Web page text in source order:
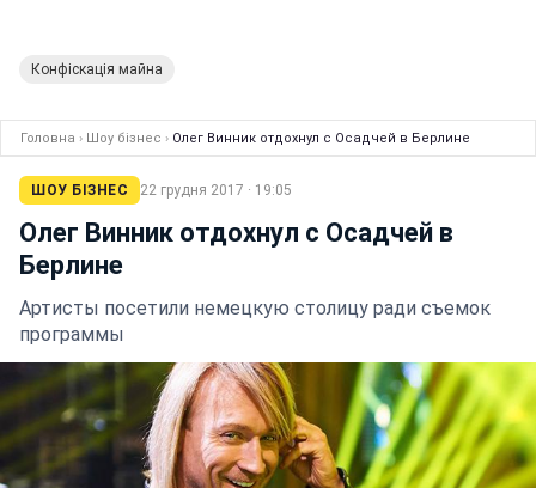
Конфіскація майна
Головна › Шоу бізнес › Олег Винник отдохнул с Осадчей в Берлине
ШОУ БІЗНЕС 22 грудня 2017 · 19:05
Олег Винник отдохнул с Осадчей в
Берлине
Артисты посетили немецкую столицу ради съемок
программы